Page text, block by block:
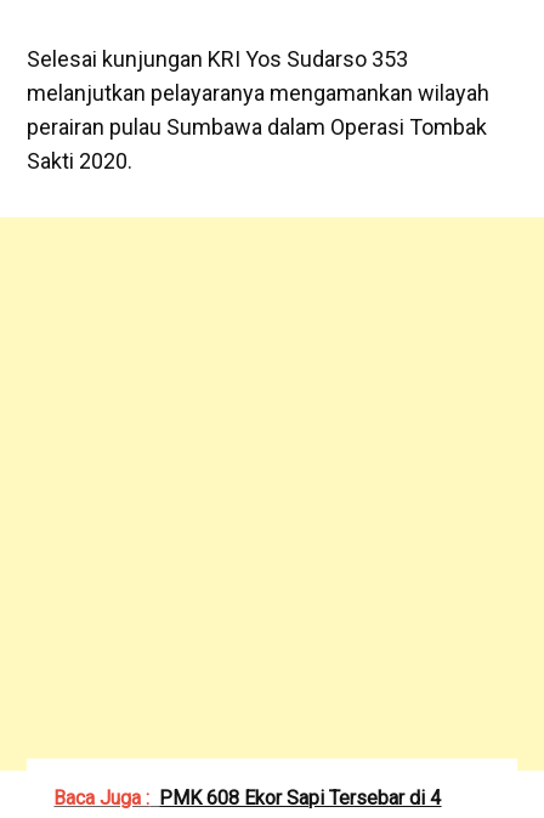
Selesai kunjungan KRI Yos Sudarso 353
melanjutkan pelayaranya mengamankan wilayah
perairan pulau Sumbawa dalam Operasi Tombak
Sakti 2020.
Baca Juga : PMK 608 Ekor Sapi Tersebar di 4